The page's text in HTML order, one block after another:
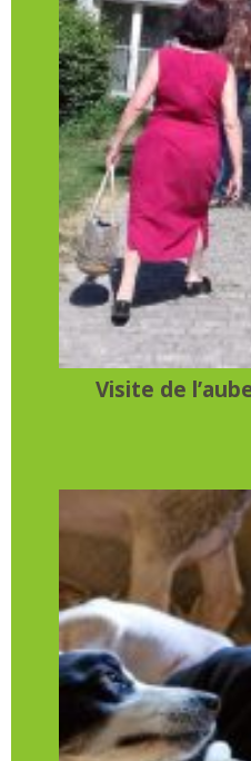
Visite de